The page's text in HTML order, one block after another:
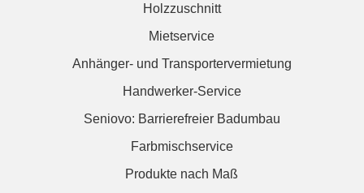
Holzzuschnitt
Mietservice
Anhänger- und Transportervermietung
Handwerker-Service
Seniovo: Barrierefreier Badumbau
Farbmischservice
Produkte nach Maß